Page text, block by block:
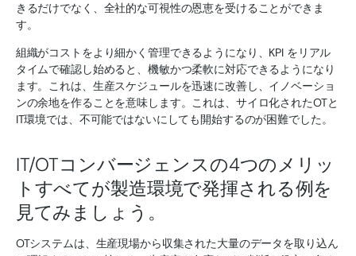
きるだけでなく、全社的な可視性の恩恵を受けることができま
す。
組織がコストをより細かく管理できるようになり、KPI をリアル
タイムで確認し始めると、機敏かつ柔軟に対応できるようになり
ます。これは、生産スケジュールを迅速に改善し、イノベーショ
ンの余地を作ることを意味します。これは、サイロ化されたOTと
IT環境では、不可能ではないにしても開始するのが困難でした。
IT/OTコンバージェンスの4つのメリッ
トすべてが製造環境で発揮される例を
見てみましょう。
OTシステムは、生産現場から収集された大量のデータを取り込ん